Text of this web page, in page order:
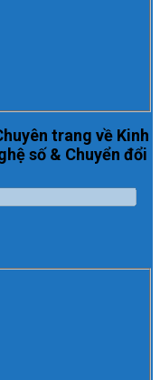
trang về Kinh
số & Chuyển đổi